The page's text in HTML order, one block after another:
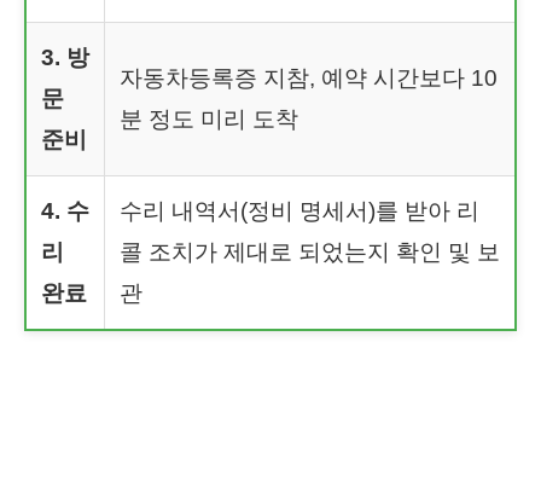
3. 방
문
준비
자동차등록증 지참, 예약 시간보다 10
분 정도 미리 도착
4. 수
리
완료
수리 내역서(정비 명세서)를 받아 리
콜 조치가 제대로 되었는지 확인 및 보
관